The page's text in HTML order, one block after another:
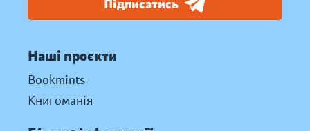
Підписатись
Наші проєкти
Bookmints
Книгоманія